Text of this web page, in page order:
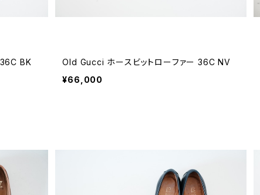
BK
Old Gucci ホースビットローファー 36C NV
¥66,000